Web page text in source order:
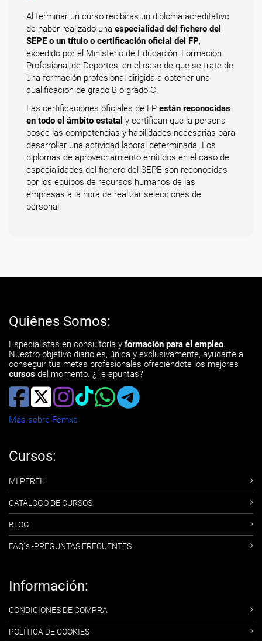
Al terminar un curso recibirás un diploma acreditativo
de haber realizado una especialidad del fichero del
SEPE o un título o certificación oficial del FP,
expedido por el Ministerio de Educación, Formación
Profesional de Deportes, en el caso de que se trate de
una formación profesional dirigida a obtener una
cualificación de grado B o grado C.
Las certificaciones oficiales de FP están reconocidas
en todo el ámbito estatal y certifican que la persona
posee las competencias y habilidades necesarias para
desarrollar una actividad laboral determinada. Los
diplomas de aprovechamiento emitidos en el caso de
especialidades del fichero del SEPE son reconocidas
por los equipos de recursos humanos de las
empresas a la hora de realizar selecciones de
personal.
Quiénes Somos:
Especialistas en consultoría y formación para el empleo.
Nuestro objetivo diario es, única y exclusivamente, ayudarte a
conseguir tus metas profesionales ofreciéndote los mejores
cursos del momento. ¿Te apuntas?
Más sobre Femxa
Cursos:
MI PERFIL
CATÁLOGO DE CURSOS
BLOG
FAQ´s -PREGUNTAS FRECUENTES
Información:
CONDICIONES DE COMPRA
POLÍTICA DE COOKIES